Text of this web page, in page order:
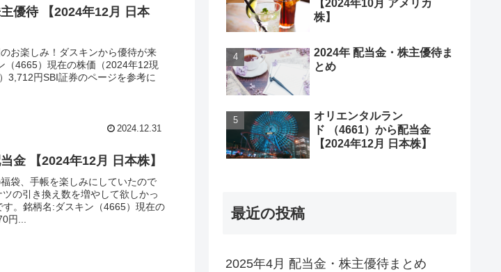
優待 【2024年12月 日本
お楽しみ！ダスキンから優待が来
（4665）現在の株価（2024年12現
3,712円SBI証券のページを参考に
2024.12.31
金 【2024年12月 日本株】
袋、手帳を楽しみにしていたので
の引き換え数を増やして欲しかっ
。銘柄名:ダスキン（4665）現在の
円...
【2024年10月 アメリカ
株】
2024年 配当金・株主優待ま
とめ
オリエンタルラン
ド （4661）から配当金
【2024年12月 日本株】
最近の投稿
2025年4月 配当金・株主優待まとめ